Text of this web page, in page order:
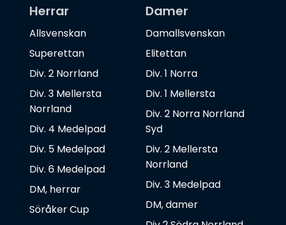
Herrar
Allsvenskan
Superettan
Div. 2 Norrland
Div. 3 Mellersta
Norrland
Div. 4 Medelpad
Div. 5 Medelpad
Div. 6 Medelpad
DM, herrar
Söråker Cup
Damer
Damallsvenskan
Elitettan
Div. 1 Norra
Div. 1 Mellersta
Div. 2 Norra Norrland
Syd
Div. 2 Mellersta
Norrland
Div. 3 Medelpad
DM, damer